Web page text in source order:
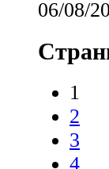
06/08/
1
2
3
4